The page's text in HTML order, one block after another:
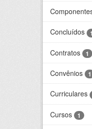
Concluídos 1
Contratos 1
Convênios 1
Curriculares
Cursos 1